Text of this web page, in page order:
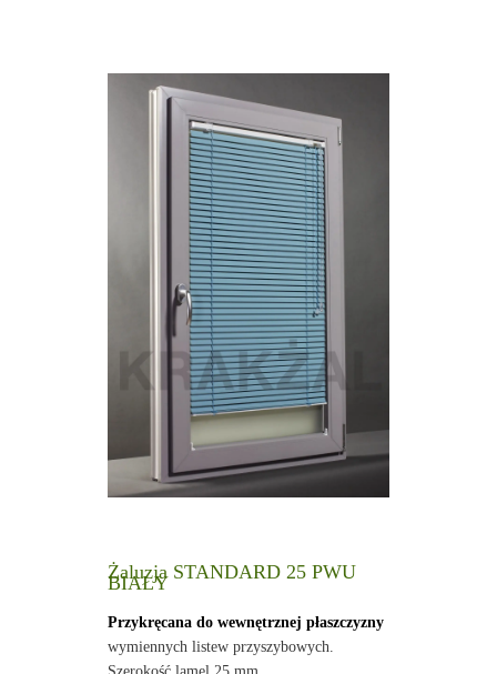
Żaluzja STANDARD 25 PWU
BIAŁY
Przykręcana do wewnętrznej płaszczyzny
wymiennych listew przyszybowych.